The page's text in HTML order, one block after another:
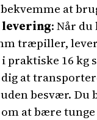
at
: Når
træpiller,
praktiske 16 kg
at
besvær. Du
at bære